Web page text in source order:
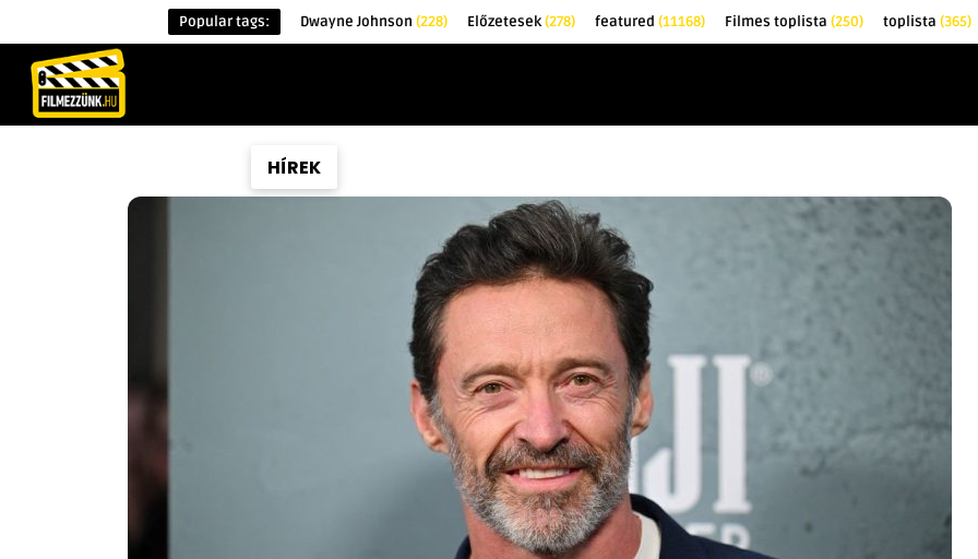
Popular tags: Dwayne Johnson (228) Előzetesek(278) featured (11168) Filmes toplista (250) toplista (365)
HÍREK